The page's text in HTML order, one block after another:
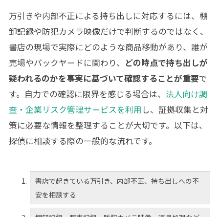
万引きや内部不正による持ち出しに対応するには、棚
卸記録や防犯カメラ映像だけで判断するのではなく、
書店の現場で実際にどのような商品移動があり、誰が
売場やバックヤードに関わり、 どの時点で持ち出しが
疑われるのかを事実に基づいて確認することが重要で
す。自力での確認に限界を感じる場合は、 法人向け調
査・企業リスク管理サービスを利用 し、証拠収集と対
策に必要な情報を整理することが大切です。以下は、
探偵に相談する際の一般的な流れです。
書店で起きている万引き、内部不正、持ち出しへの不
安を相談する